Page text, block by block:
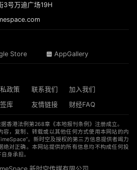
3号万迪广场19H
Store AppGallery
政策 联系我们
加入我们
库 友情链接 财经FAQ
据香港法例第268章《本地报刊条例》注册成立。
容，复制、转载或以其他任何方式使用本网站的内
。新时空及授权的第三方信息提供者竭力
绝对正确。本网站提供的所有信息均不构成任何投
身承担。